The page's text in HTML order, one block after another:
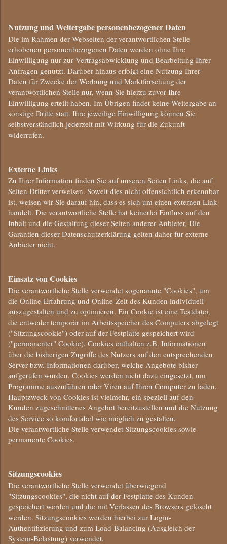
Nutzung und Weitergabe personenbezogener Daten
Die im Rahmen der Webseiten der verantwortlichen Stelle
erhobenen personenbezogenen Daten werden ohne Ihre
Einwilligung nur zur Vertragsabwicklung und Bearbeitung Ihrer
Anfragen genutzt. Darüber hinaus erfolgt eine Nutzung Ihrer
Daten für Zwecke der Werbung und Marktforschung der
verantwortlichen Stelle nur, wenn Sie hierzu zuvor Ihre
Einwilligung erteilt haben. Im Übrigen findet keine Weitergabe an
sonstige Dritte statt. Ihre jeweilige Einwilligung können Sie
selbstverständlich jederzeit mit Wirkung für die Zukunft
widerrufen.
Externe Links
Zu Ihrer Information finden Sie auf unseren Seiten Links, die auf
Seiten Dritter verweisen. Soweit dies nicht offensichtlich erkennbar
ist, weisen wir Sie darauf hin, dass es sich um einen externen Link
handelt. Die verantwortliche Stelle hat keinerlei Einfluss auf den
Inhalt und die Gestaltung dieser Seiten anderer Anbieter. Die
Garantien dieser Datenschutzerklärung gelten daher für externe
Anbieter nicht.
Einsatz von Cookies
Die verantwortliche Stelle verwendet sogenannte "Cookies", um
die Online-Erfahrung und Online-Zeit des Kunden individuell
auszugestalten und zu optimieren. Ein Cookie ist eine Textdatei,
die entweder temporär im Arbeitsspeicher des Computers abgelegt
("Sitzungscookie") oder auf der Festplatte gespeichert wird
("permanenter" Cookie). Cookies enthalten z.B. Informationen
über die bisherigen Zugriffe des Nutzers auf den entsprechenden
Server bzw. Informationen darüber, welche Angebote bisher
aufgerufen wurden. Cookies werden nicht dazu eingesetzt, um
Programme auszuführen oder Viren auf Ihren Computer zu laden.
Hauptzweck von Cookies ist vielmehr, ein speziell auf den
Kunden zugeschnittenes Angebot bereitzustellen und die Nutzung
des Service so komfortabel wie möglich zu gestalten.
Die verantwortliche Stelle verwendet Sitzungscookies sowie
permanente Cookies.
Sitzungscookies
Die verantwortliche Stelle verwendet überwiegend
"Sitzungscookies", die nicht auf der Festplatte des Kunden
gespeichert werden und die mit Verlassen des Browsers gelöscht
werden. Sitzungscookies werden hierbei zur Login-
Authentifizierung und zum Load-Balancing (Ausgleich der
System-Belastung) verwendet.